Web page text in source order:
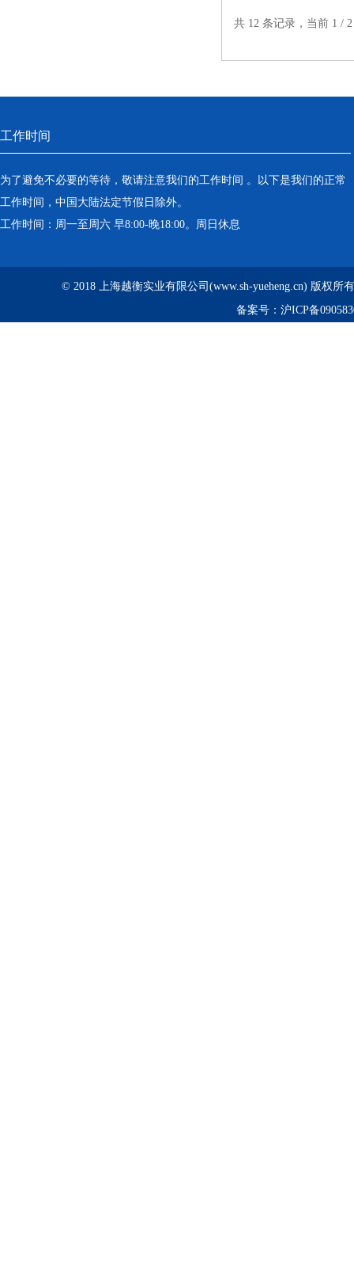
共 12 条记录，当前 1
工作时间
为了避免不必要的等待，敬请注意我们的工作时间 。以下是我们的正常
工作时间，中国大陆法定节假日除外。
工作时间：周一至周六 早8:00-晚18:00。周日休息
© 2018 上海越衡实业有限公司(www.sh-yueheng.cn) 版权所
备案号： 沪ICP备